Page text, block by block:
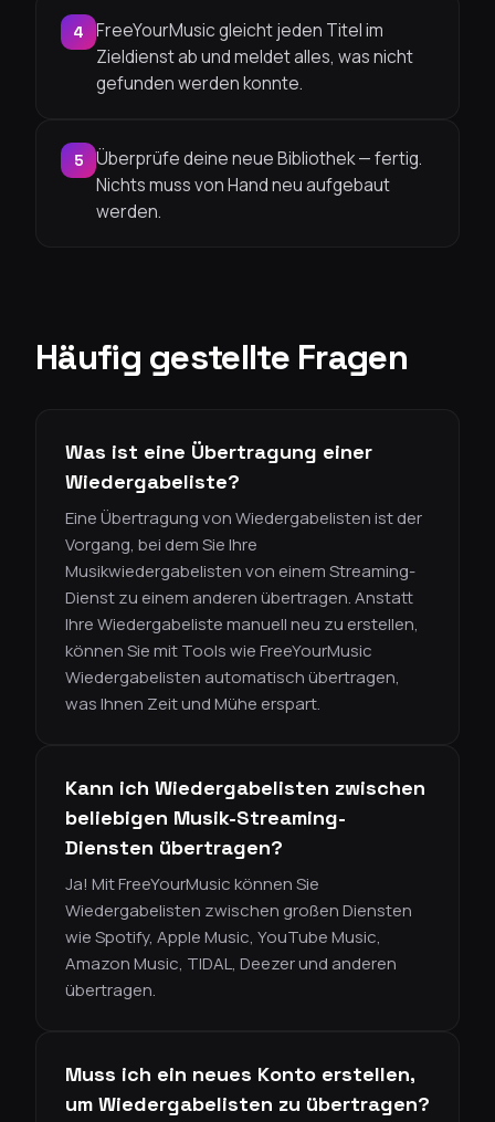
4
FreeYourMusic gleicht jeden Titel im
Zieldienst ab und meldet alles, was nicht
gefunden werden konnte.
5
Überprüfe deine neue Bibliothek — fertig.
Nichts muss von Hand neu aufgebaut
werden.
Häufig gestellte Fragen
Was ist eine Übertragung einer
Wiedergabeliste?
Eine Übertragung von Wiedergabelisten ist der
Vorgang, bei dem Sie Ihre
Musikwiedergabelisten von einem Streaming-
Dienst zu einem anderen übertragen. Anstatt
Ihre Wiedergabeliste manuell neu zu erstellen,
können Sie mit Tools wie FreeYourMusic
Wiedergabelisten automatisch übertragen,
was Ihnen Zeit und Mühe erspart.
Kann ich Wiedergabelisten zwischen
beliebigen Musik-Streaming-
Diensten übertragen?
Ja! Mit FreeYourMusic können Sie
Wiedergabelisten zwischen großen Diensten
wie Spotify, Apple Music, YouTube Music,
Amazon Music, TIDAL, Deezer und anderen
übertragen.
Muss ich ein neues Konto erstellen,
um Wiedergabelisten zu übertragen?